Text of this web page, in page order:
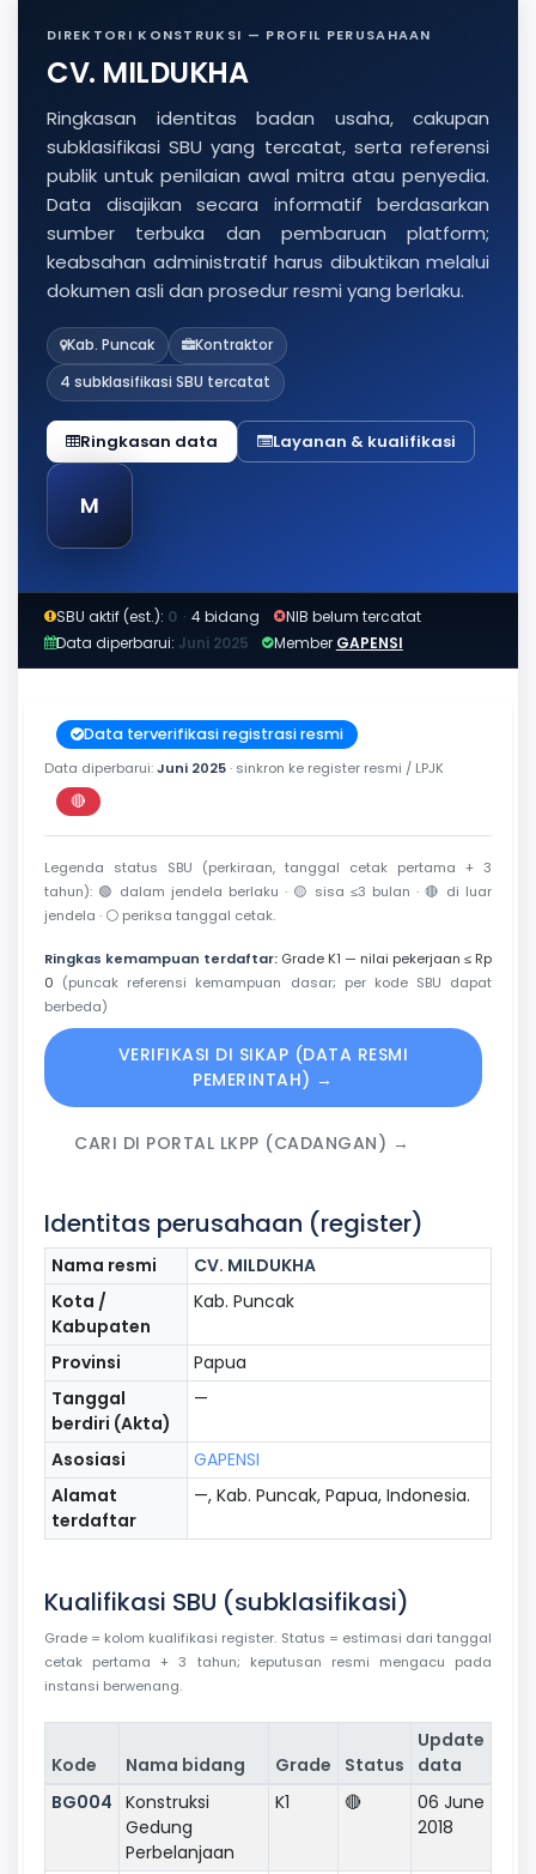
DIREKTORI KONSTRUKSI — PROFIL PERUSAHAAN
CV. MILDUKHA
Ringkasan identitas badan usaha, cakupan
subklasifikasi SBU yang tercatat, serta referensi
publik untuk penilaian awal mitra atau penyedia.
Data disajikan secara informatif berdasarkan
sumber terbuka dan pembaruan platform;
keabsahan administratif harus dibuktikan melalui
dokumen asli dan prosedur resmi yang berlaku.
Kab. Puncak
Kontraktor
4 subklasifikasi SBU tercatat
Ringkasan data Layanan & kualifikasi
M
SBU aktif (est.): 0 · 4 bidang
NIB belum tercatat
Data diperbarui: Juni 2025 Member GAPENSI
Data terverifikasi registrasi resmi
Data diperbarui:Juni 2025· sinkron ke register resmi / LPJK
🔴
Perkiraan di luar jendela berlaku
Legenda status SBU (perkiraan, tanggal cetak pertama + 3
tahun): 🟢 dalam jendela berlaku · 🟡 sisa ≤3 bulan · 🔴 di luar
jendela · ⚪ periksa tanggal cetak.
Ringkas kemampuan terdaftar: Grade K1 — nilai pekerjaan ≤ Rp
0 (puncak referensi kemampuan dasar; per kode SBU dapat
berbeda)
VERIFIKASI DI SIKAP (DATA RESMI
PEMERINTAH) →
CARI DI PORTAL LKPP (CADANGAN) →
Identitas perusahaan (register)
Nama resmi
CV. MILDUKHA
Kota /
Kabupaten
Kab. Puncak
Provinsi
Papua
Tanggal
berdiri (Akta)
—
Asosiasi
GAPENSI
Alamat
terdaftar
—, Kab. Puncak, Papua, Indonesia.
Kualifikasi SBU (subklasifikasi)
Grade = kolom kualifikasi register. Status = estimasi dari tanggal
cetak pertama + 3 tahun; keputusan resmi mengacu pada
instansi berwenang.
Kode Nama bidang Grade Status
Update
data
BG004 Konstruksi
Gedung
Perbelanjaan
K1 🔴
06 June
2018